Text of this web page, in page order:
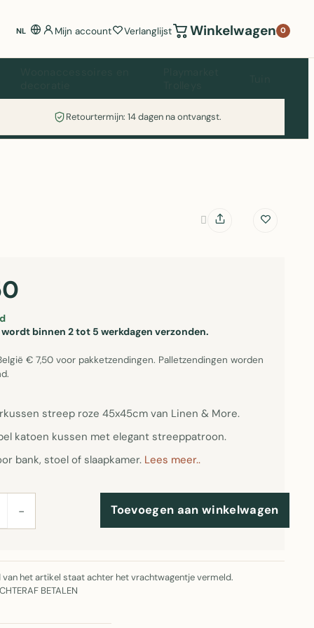
NL Mijn account Verlanglijst Winkelwagen 0
Retourtermijn: 14 dagen na ontvangst.
binnen 2 tot 5 werkdagen verzonden.
€ 7,50 voor pakketzendingen. Palletzendingen worden
streep roze 45x45cm van Linen & More.
katoen kussen met elegant streeppatroon.
bank, stoel of slaapkamer. Lees meer..
− Toevoegen aan winkelwagen
van het artikel staat achter het vrachtwagentje vermeld.
BETALEN